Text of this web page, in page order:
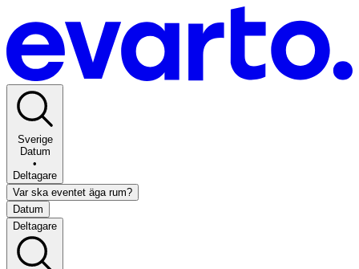
Sverige
Datum
•
Deltagare
Var ska eventet äga rum?
Datum
Deltagare